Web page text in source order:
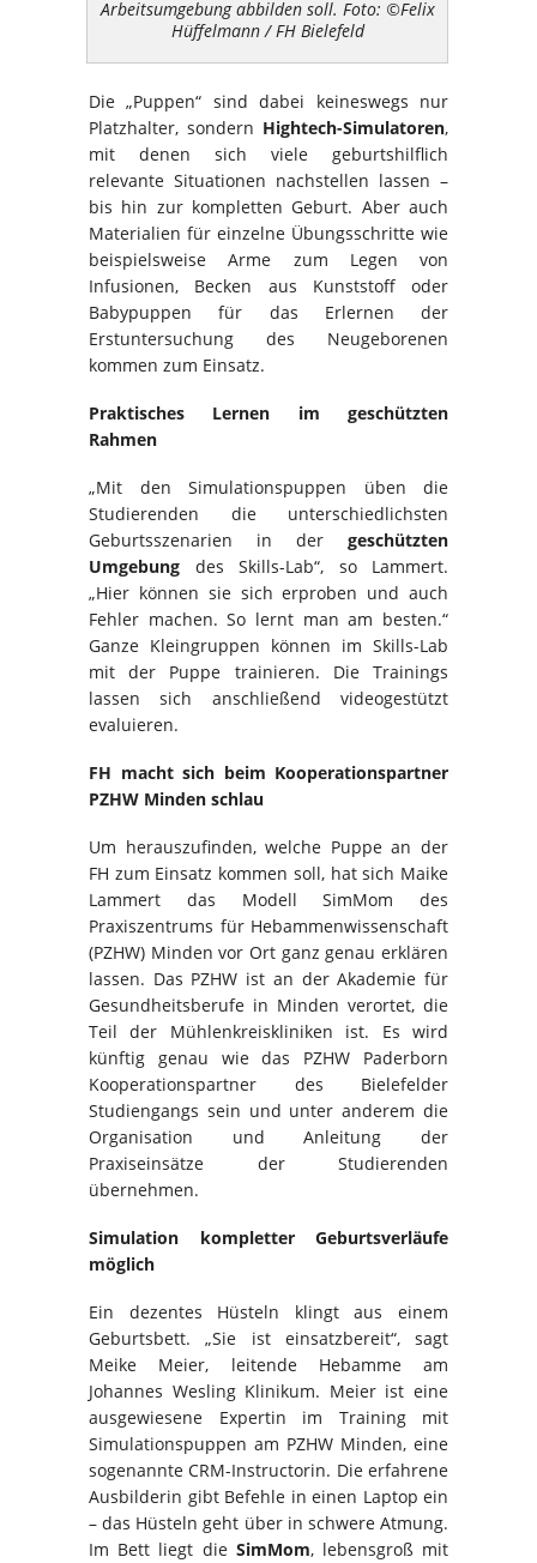
Arbeitsumgebung abbilden soll. Foto: ©Felix
Hüffelmann / FH Bielefeld
Die „Puppen“ sind dabei keineswegs nur
Platzhalter, sondern Hightech-Simulatoren,
mit denen sich viele geburtshilflich
relevante Situationen nachstellen lassen –
bis hin zur kompletten Geburt. Aber auch
Materialien für einzelne Übungsschritte wie
beispielsweise Arme zum Legen von
Infusionen, Becken aus Kunststoff oder
Babypuppen für das Erlernen der
Erstuntersuchung des Neugeborenen
kommen zum Einsatz.
Praktisches Lernen im geschützten
Rahmen
„Mit den Simulationspuppen üben die
Studierenden die unterschiedlichsten
Geburtsszenarien in der geschützten
Umgebung des Skills-Lab“, so Lammert.
„Hier können sie sich erproben und auch
Fehler machen. So lernt man am besten.“
Ganze Kleingruppen können im Skills-Lab
mit der Puppe trainieren. Die Trainings
lassen sich anschließend videogestützt
evaluieren.
FH macht sich beim Kooperationspartner
PZHW Minden schlau
Um herauszufinden, welche Puppe an der
FH zum Einsatz kommen soll, hat sich Maike
Lammert das Modell SimMom des
Praxiszentrums für Hebammenwissenschaft
(PZHW) Minden vor Ort ganz genau erklären
lassen. Das PZHW ist an der Akademie für
Gesundheitsberufe in Minden verortet, die
Teil der Mühlenkreiskliniken ist. Es wird
künftig genau wie das PZHW Paderborn
Kooperationspartner des Bielefelder
Studiengangs sein und unter anderem die
Organisation und Anleitung der
Praxiseinsätze der Studierenden
übernehmen.
Simulation kompletter Geburtsverläufe
möglich
Ein dezentes Hüsteln klingt aus einem
Geburtsbett. „Sie ist einsatzbereit“, sagt
Meike Meier, leitende Hebamme am
Johannes Wesling Klinikum. Meier ist eine
ausgewiesene Expertin im Training mit
Simulationspuppen am PZHW Minden, eine
sogenannte CRM-Instructorin. Die erfahrene
Ausbilderin gibt Befehle in einen Laptop ein
– das Hüsteln geht über in schwere Atmung.
Im Bett liegt die SimMom, lebensgroß mit